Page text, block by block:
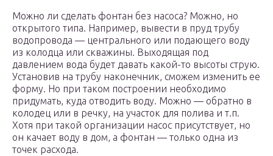
Можно ли сделать фонтан без насоса? Можно, но
открытого типа. Например, вывести в пруд трубу
водопровода — центрального или подающего воду
из колодца или скважины. Выходящая под
давлением вода будет давать какой-то высоты струю.
Установив на трубу наконечник, сможем изменить ее
форму. Но при таком построении необходимо
придумать, куда отводить воду. Можно — обратно в
колодец или в речку, на участок для полива и т.п.
Хотя при такой организации насос присутствует, но
он качает воду в дом, а фонтан — только одна из
точек расхода.